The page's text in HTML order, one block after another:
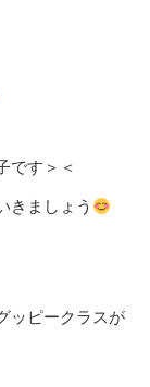
です＞＜
きましょう
ッピークラスが